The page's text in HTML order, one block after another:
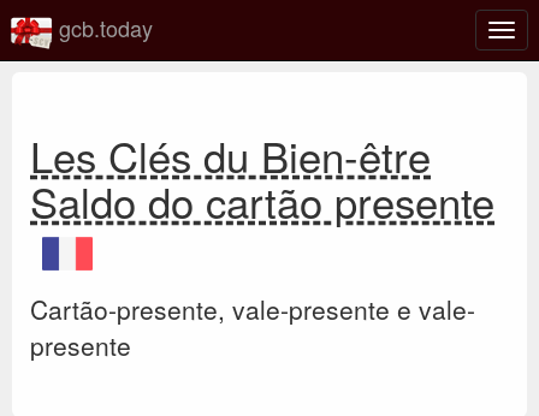
gcb.today
Les Clés du Bien-être
Saldo do cartão presente
Cartão-presente, vale-presente e vale-
presente